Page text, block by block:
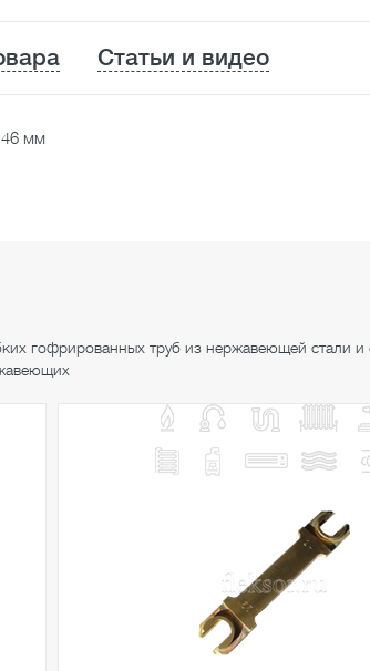
Статьи и видео
46 мм
гофрированных труб из нержавеющей стали